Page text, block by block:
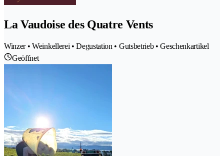
La Vaudoise des Quatre Vents
Winzer • Weinkellerei • Degustation • Gutsbetrieb • Geschenkartikel
Geöffnet